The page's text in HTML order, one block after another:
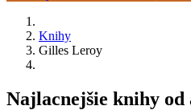
Knihy
Gilles Leroy
Najlacnejšie knihy